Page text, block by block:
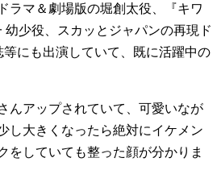
ラマ＆劇場版の堀創太役、『キワ
幼少役、スカッとジャパンの再現ド
にも出演していて、既に活躍中の
んアップされていて、可愛いなが
し大きくなったら絶対にイケメン
をしていても整った顔が分かりま